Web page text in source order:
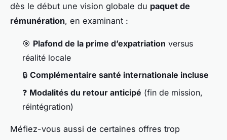
dès le début une vision globale du paquet de
rémunération, en examinant :
🎯 Plafond de la prime d’expatriation versus
réalité locale
🔒 Complémentaire santé internationale incluse
❓ Modalités du retour anticipé (fin de mission,
réintégration)
Méfiez-vous aussi de certaines offres trop